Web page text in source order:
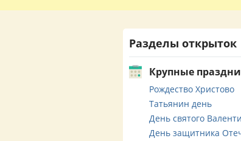
Разделы открыток
Крупные праздники
Рождество Христово
Татьянин день